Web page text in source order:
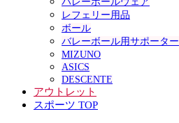
レフェリー用品
ボール
バレーボール用サポーター
MIZUNO
ASICS
DESCENTE
アウトレット
スポーツ TOP